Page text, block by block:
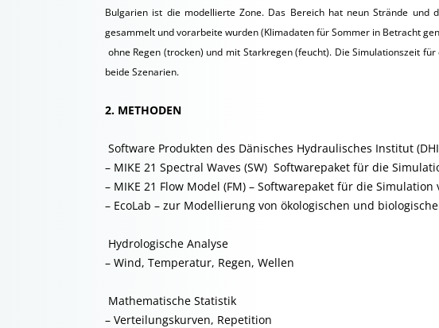
Bulgarien ist die modellierte Zone. Das Bereich hat neun Strände und
gesammelt und vorarbeite wurden (Klimadaten für Sommer in Betracht
 ohne Regen (trocken) und mit Starkregen (feucht). Die Simulationszeit
beide Szenarien.
2. METHODEN
 Software Produkten des Dänisches Hydraulisches Institut
– MIKE 21 Spectral Waves (SW)  Softwarepaket für die
– MIKE 21 Flow Model (FM) – Softwarepaket für die Simulation
– EcoLab – zur Modellierung von ökologischen und
 Hydrologische Analyse
– Wind, Temperatur, Regen, Wellen
 Mathematische Statistik
– Verteilungskurven, Repetition